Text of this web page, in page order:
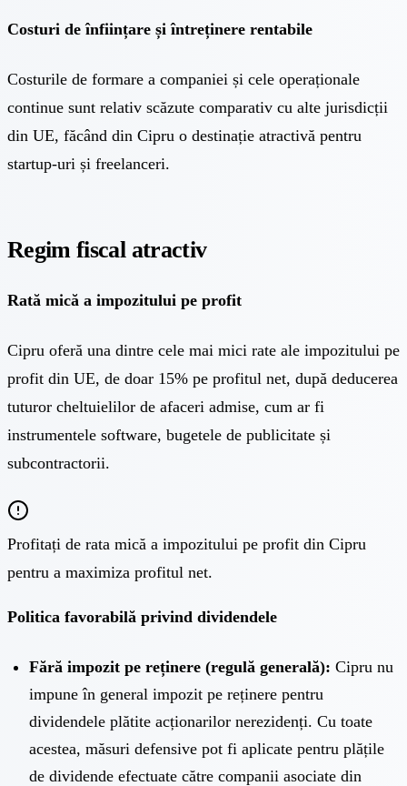
Costuri de înființare și întreținere rentabile
Costurile de formare a companiei și cele operaționale
continue sunt relativ scăzute comparativ cu alte jurisdicții
din UE, făcând din Cipru o destinație atractivă pentru
startup-uri și freelanceri.
Regim fiscal atractiv
Rată mică a impozitului pe profit
Cipru oferă una dintre cele mai mici rate ale impozitului pe
profit din UE, de doar 15% pe profitul net, după deducerea
tuturor cheltuielilor de afaceri admise, cum ar fi
instrumentele software, bugetele de publicitate și
subcontractorii.
Profitați de rata mică a impozitului pe profit din Cipru
pentru a maximiza profitul net.
Politica favorabilă privind dividendele
Fără impozit pe reținere (regulă generală): Cipru nu
impune în general impozit pe reținere pentru
dividendele plătite acționarilor nerezidenți. Cu toate
acestea, măsuri defensive pot fi aplicate pentru plățile
de dividende efectuate către companii asociate din